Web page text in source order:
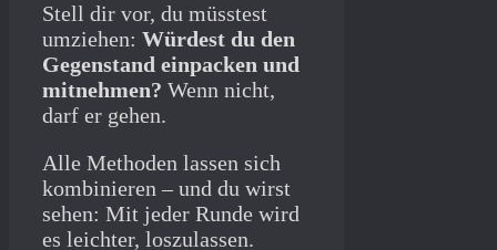
Stell dir vor, du müsstest
umziehen: Würdest du den
Gegenstand einpacken und
mitnehmen? Wenn nicht,
darf er gehen.
Alle Methoden lassen sich
kombinieren – und du wirst
sehen: Mit jeder Runde wird
es leichter, loszulassen.